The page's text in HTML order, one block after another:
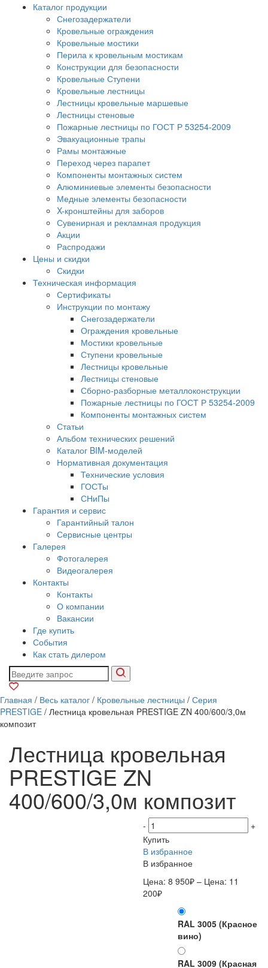
Каталог продукции
Снегозадержатели
Кровельные ограждения
Кровельные мостики
Перила к кровельным мостикам
Конструкции для безопасности
Кровельные Ступени
Кровельные лестницы
Лестницы кровельные маршевые
Лестницы стеновые
Пожарные лестницы по ГОСТ Р 53254-2009
Эвакуационные трапы
Рамы монтажные
Переход через парапет
Компоненты монтажных систем
Алюминиевые элементы безопасности
Медные элементы безопасности
X-кронштейны для заборов
Сувенирная и рекламная продукция
Акции
Распродажи
Цены и скидки
Скидки
Техническая информация
Сертификаты
Инструкции по монтажу
Снегозадержатели
Ограждения кровельные
Мостики кровельные
Ступени кровельные
Лестницы кровельные
Лестницы стеновые
Сборно-разборные металлоконструкции
Пожарные лестницы по ГОСТ Р 53254-2009
Компоненты монтажных систем
Статьи
Альбом технических решений
Каталог BIM-моделей
Нормативная документация
Технические условия
ГОСТы
СНиПы
Гарантия и сервис
Гарантийный талон
Сервисные центры
Галерея
Фотогалерея
Видеогалерея
Контакты
Контакты
О компании
Вакансии
Где купить
События
Как стать дилером
Главная / Весь каталог / Кровельные лестницы / Серия
PRESTIGE / Лестница кровельная PRESTIGE ZN 400/600/3,0м
композит
Лестница кровельная
PRESTIGE ZN
400/600/3,0м композит
-
+
Купить
В избранное
В избранное
Цена: 8 950₽ – Цена: 11
200₽
RAL 3005 (Красное
вино)
RAL 3009 (Красная